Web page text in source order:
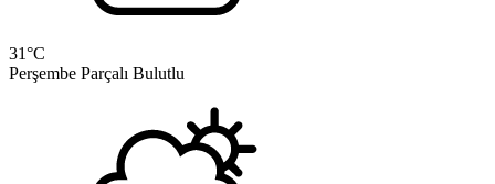
31°C
Perşembe Parçalı Bulutlu